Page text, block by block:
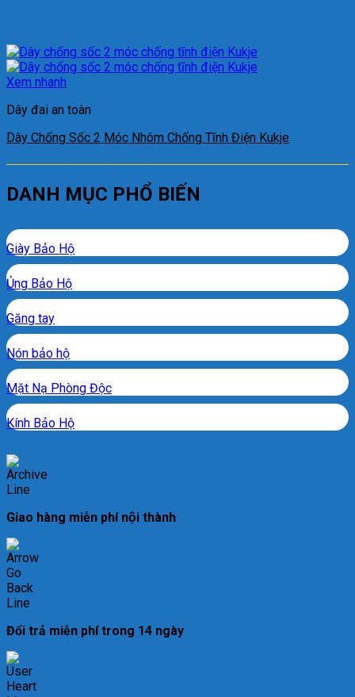
Xem nhanh
Dây đai an toàn
Dây Chống Sốc 2 Móc Nhôm Chống Tĩnh Điện Kukje
DANH MỤC PHỔ BIẾN
Giày Bảo Hộ
Ủng Bảo Hộ
Găng tay
Nón bảo hộ
Mặt Nạ Phòng Độc
Kính Bảo Hộ
Giao hàng miễn phí nội thành
Đổi trả miễn phí trong 14 ngày